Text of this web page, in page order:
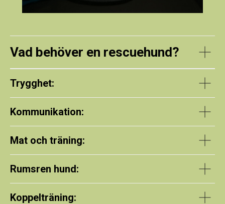
Vad behöver en rescuehund?
Trygghet:
Kommunikation:
Mat och träning:
Rumsren hund:
Koppelträning: